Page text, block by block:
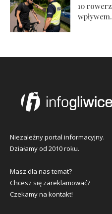
10
Niezależny portal informacyjny.
Działamy od 2010 roku.
Masz dla nas temat?
Chcesz się zareklamować?
Czekamy na kontakt!